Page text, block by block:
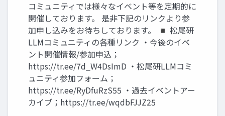
コミュニティでは様々なイベント等を定期的に
開催しております。 是非下記のリンクより参
加申し込みをお待ちしております。 ◾️ 松尾研
LLMコミュニティの各種リンク ・今後のイベ
ント開催情報/参加申込；
https://tr.ee/7d_W4DsImD ・松尾研LLMコミ
ュニティ参加フォーム；
https://tr.ee/RyDfuRzS55 ・過去イベントアー
カイブ；https://tr.ee/wqdbFJJZ25